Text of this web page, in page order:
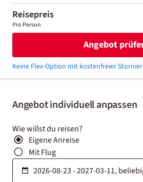
Angebot individuell anpassen
Wie willst du reisen?
Eigene Anreise
Mit Flug
Reisepreis
Pro Person
Angebot
Keine Flex-Option mit kostenfreier